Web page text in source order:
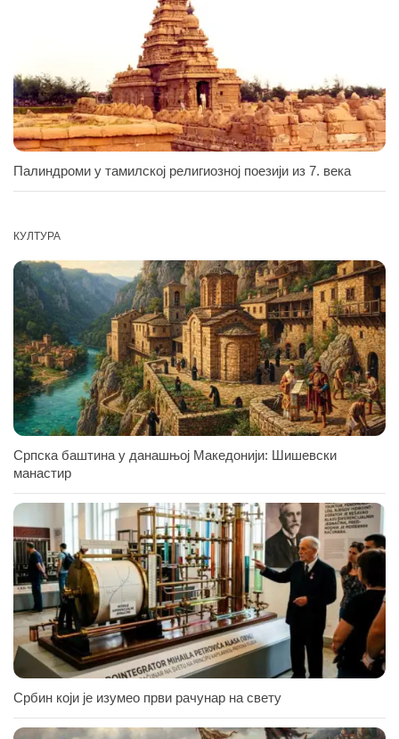
Палиндроми у тамилској религиозној поезији из 7. века
КУЛТУРА
Српска баштина у данашњој Македонији: Шишевски
манастир
Србин који је изумео први рачунар на свету